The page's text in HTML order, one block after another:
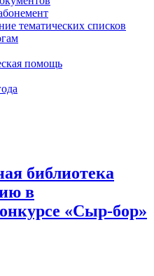
тематических списков
помощь
библиотека
в
«Сыр-бор»